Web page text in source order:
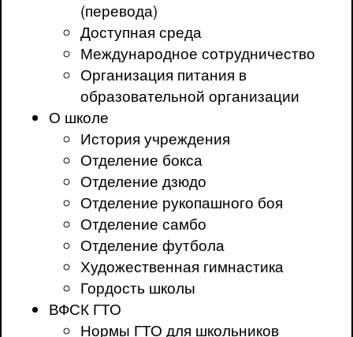
(перевода)
Доступная среда
Международное сотрудничество
Организация питания в
образовательной организации
О школе
История учреждения
Отделение бокса
Отделение дзюдо
Отделение рукопашного боя
Отделение самбо
Отделение футбола
Художественная гимнастика
Гордость школы
ВФСК ГТО
Нормы ГТО для школьников